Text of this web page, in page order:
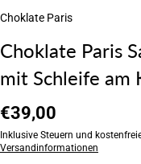
Choklate Paris
Choklate Paris
mit Schleife am
€39,00
Inklusive Steuern und
Versandinformationen